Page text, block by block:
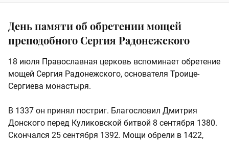
День памяти об обретении мощей
преподобного Сергия Радонежского
18 июля Православная церковь вспоминает обретение
мощей Сергия Радонежского, основателя Троице-
Сергиева монастыря.
В 1337 он принял постриг. Благословил Дмитрия
Донского перед Куликовской битвой 8 сентября 1380.
Скончался 25 сентября 1392. Мощи обрели в 1422,